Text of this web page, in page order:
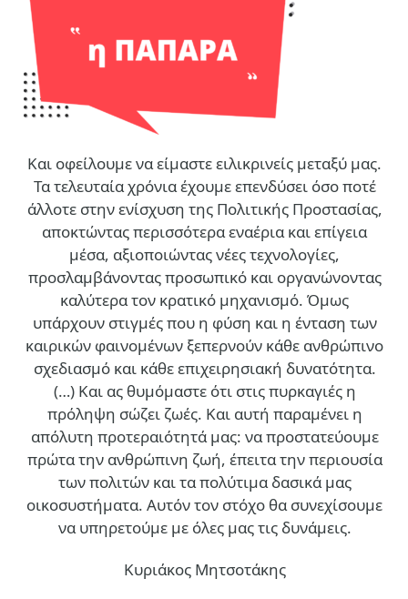
Και οφείλουμε να είμαστε ειλικρινείς μεταξύ μας.
Τα τελευταία χρόνια έχουμε επενδύσει όσο ποτέ
άλλοτε στην ενίσχυση της Πολιτικής Προστασίας,
αποκτώντας περισσότερα εναέρια και επίγεια
μέσα, αξιοποιώντας νέες τεχνολογίες,
προσλαμβάνοντας προσωπικό και οργανώνοντας
καλύτερα τον κρατικό μηχανισμό. Όμως
υπάρχουν στιγμές που η φύση και η ένταση των
καιρικών φαινομένων ξεπερνούν κάθε ανθρώπινο
σχεδιασμό και κάθε επιχειρησιακή δυνατότητα.
(…) Και ας θυμόμαστε ότι στις πυρκαγιές η
πρόληψη σώζει ζωές. Και αυτή παραμένει η
απόλυτη προτεραιότητά μας: να προστατεύουμε
πρώτα την ανθρώπινη ζωή, έπειτα την περιουσία
των πολιτών και τα πολύτιμα δασικά μας
οικοσυστήματα. Αυτόν τον στόχο θα συνεχίσουμε
να υπηρετούμε με όλες μας τις δυνάμεις.
Κυριάκος Μητσοτάκης